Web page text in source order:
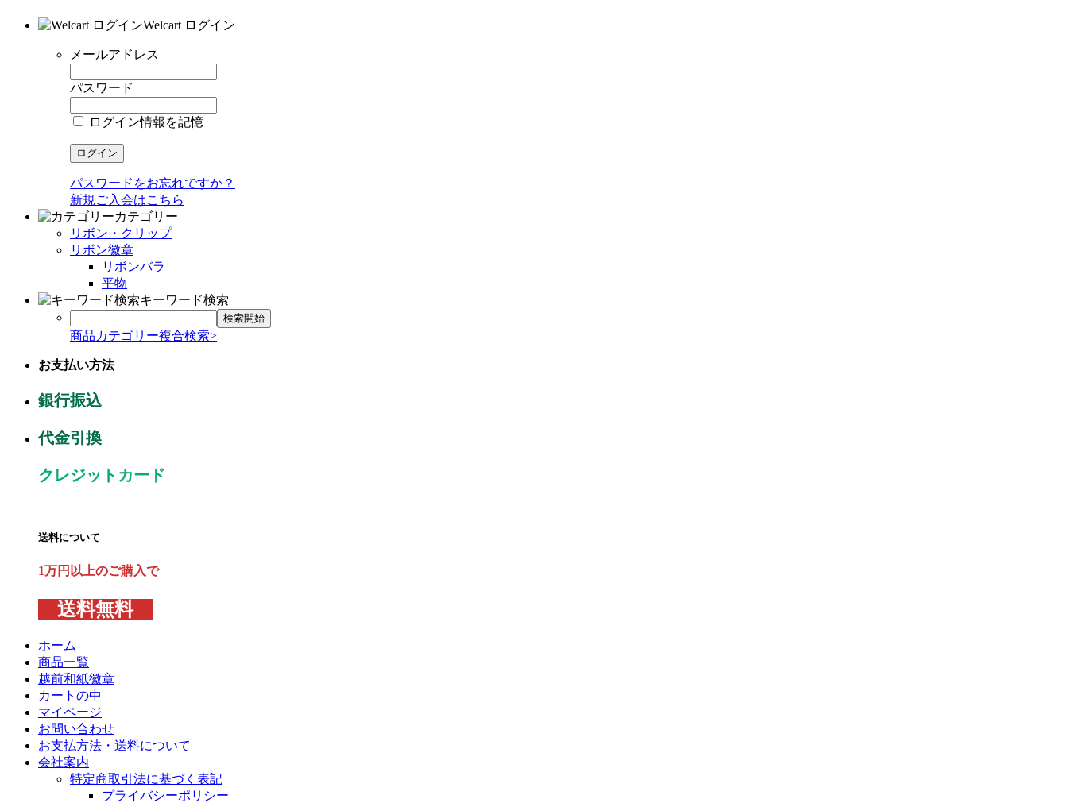
Welcart ログイン
メールアドレス
パスワード
ログイン情報を記憶
パスワードをお忘れですか？
新規ご入会はこちら
カテゴリー
リボン・クリップ
リボン徽章
リボンバラ
平物
キーワード検索
商品カテゴリー複合検索>
お支払い方法
銀行振込
代金引換
クレジットカード
送料について
1万円以上のご購入で
送料無料
ホーム
商品一覧
越前和紙徽章
カートの中
マイページ
お問い合わせ
お支払方法・送料について
会社案内
特定商取引法に基づく表記
プライバシーポリシー